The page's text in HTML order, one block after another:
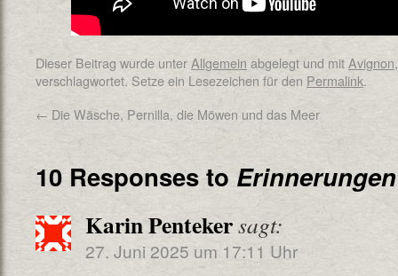
Dieser Beitrag wurde unterAllgemein abgelegt und mitAvignon
verschlagwortet. Setze ein Lesezeichen für den Permalink.
← Die Wäsche, Pernilla, die Möwen und das Meer
10 Responses to
Karin Pentekersagt:
27. Juni 2025 um 17:11 Uhr